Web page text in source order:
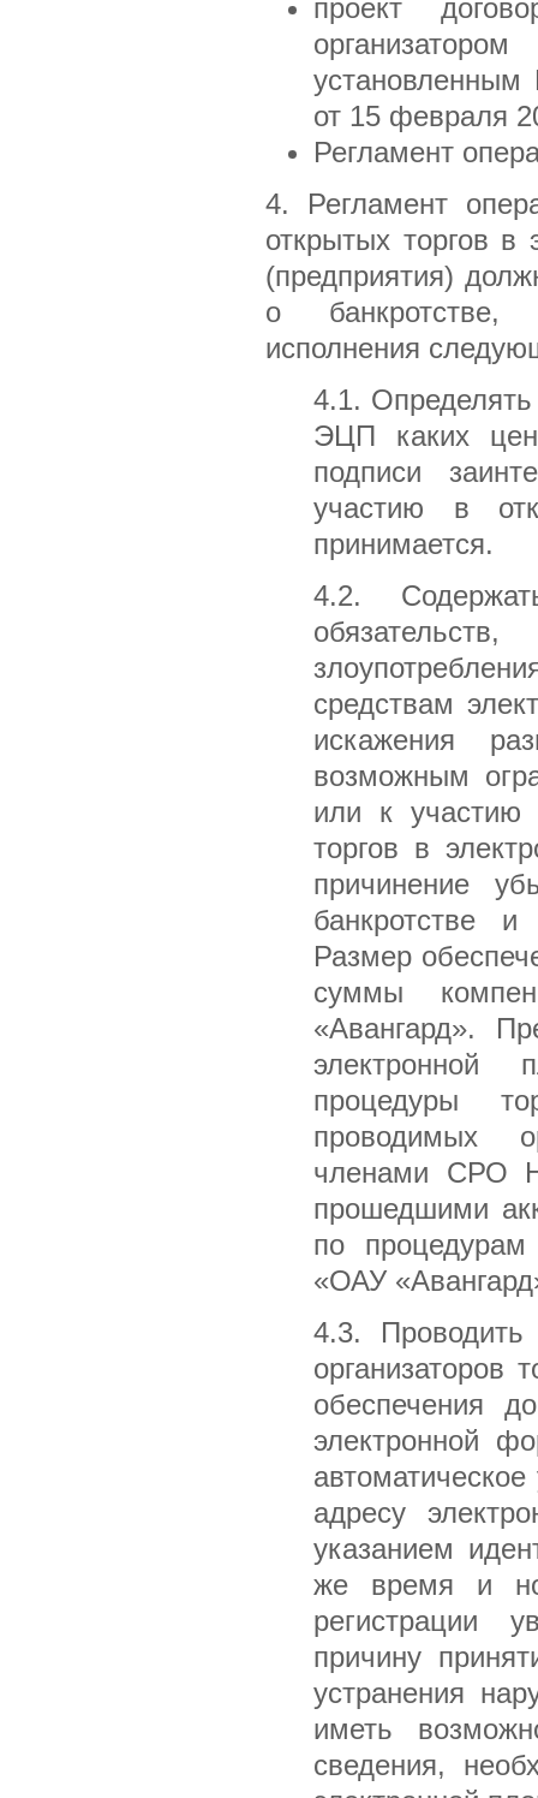
проект
от 15 февраля
Регламент
4. Регламент
открытых торгов
(предприятия)
о банкротстве,
исполнения
4.1.
ЭЦП каких
подписи
участию в
принимается.
4.2.
средствам
искажения
возможным
или к участию
торгов в
причинение
банкротстве
Размер
суммы
«Авангард».
электронной
процедуры
проводимых
членами СРО
прошедшими
по
«ОАУ
4.3. Проводить
организаторов
обеспечения
электронной
адресу
указанием
же время и
регистрации
причину
устранения
иметь
сведения,